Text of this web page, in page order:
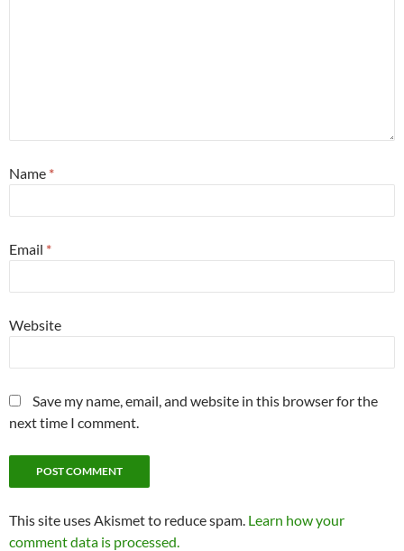
Name *
Email *
Website
Save my name, email, and website in this browser for the
next time I comment.
This site uses Akismet to reduce spam. Learn how your
comment data is processed.